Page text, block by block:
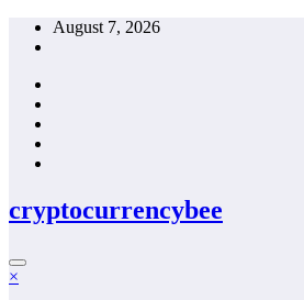
Skip
August 7, 2026
cryptocurrencybee
×